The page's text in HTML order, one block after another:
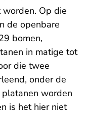
Op die
de openbare
bomen,
in matige tot
die twee
onder de
worden
is het hier niet